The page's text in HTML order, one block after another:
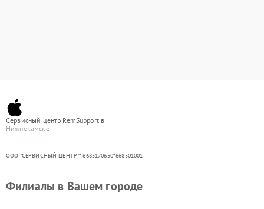
Сервисный центр RemSupport в
Нижнекамске
ООО "СЕРВИСНЫЙ ЦЕНТР"* 6685170650*668501001
Филиалы в Вашем городе